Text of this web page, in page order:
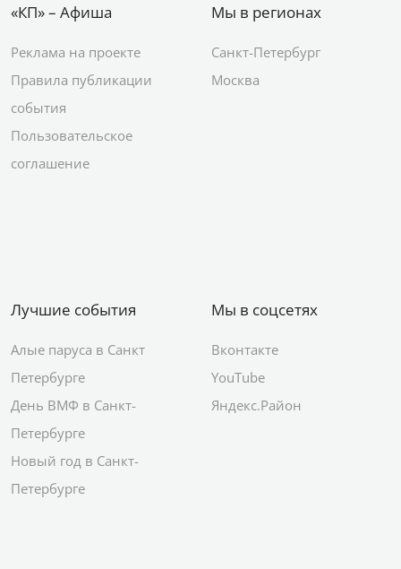
«КП» – Афиша
Реклама на проекте
Правила публикации
события
Пользовательское
соглашение
Мы в регионах
Санкт-Петербург
Москва
Лучшие события
Алые паруса в Санкт
Петербурге
День ВМФ в Санкт-
Петербурге
Новый год в Санкт-
Петербурге
Мы в соцсетях
Вконтакте
YouTube
Яндекс.Район